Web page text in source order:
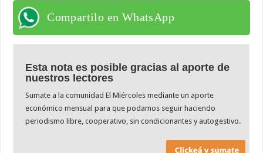
Compartilo en WhatsApp
Esta nota es posible gracias al aporte de
nuestros lectores
Sumate a la comunidad El Miércoles mediante un aporte
económico mensual para que podamos seguir haciendo
periodismo libre, cooperativo, sin condicionantes y autogestivo.